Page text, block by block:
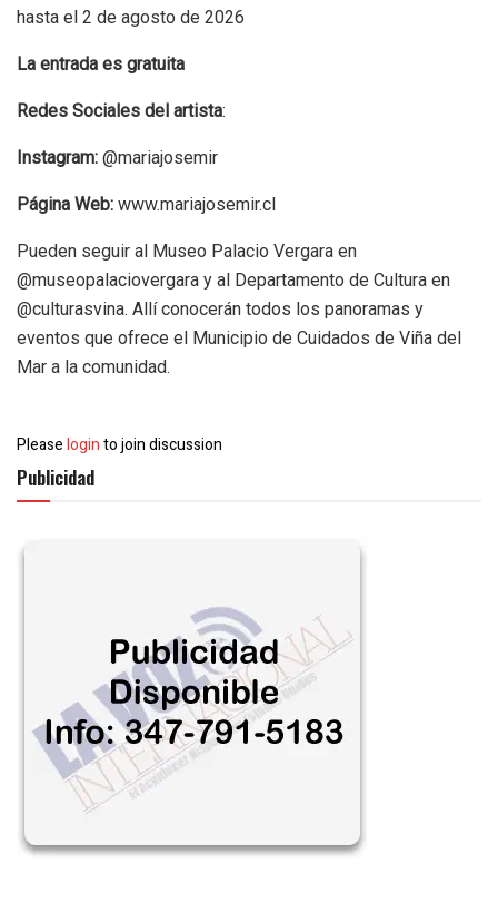
hasta el 2 de agosto de 2026
La entrada es gratuita
Redes Sociales del artista:
Instagram: @mariajosemir
Página Web: www.mariajosemir.cl
Pueden seguir al Museo Palacio Vergara en
@museopalaciovergara y al Departamento de Cultura en
@culturasvina. Allí conocerán todos los panoramas y
eventos que ofrece el Municipio de Cuidados de Viña del
Mar a la comunidad.
Pleaseloginto join discussion
Publicidad